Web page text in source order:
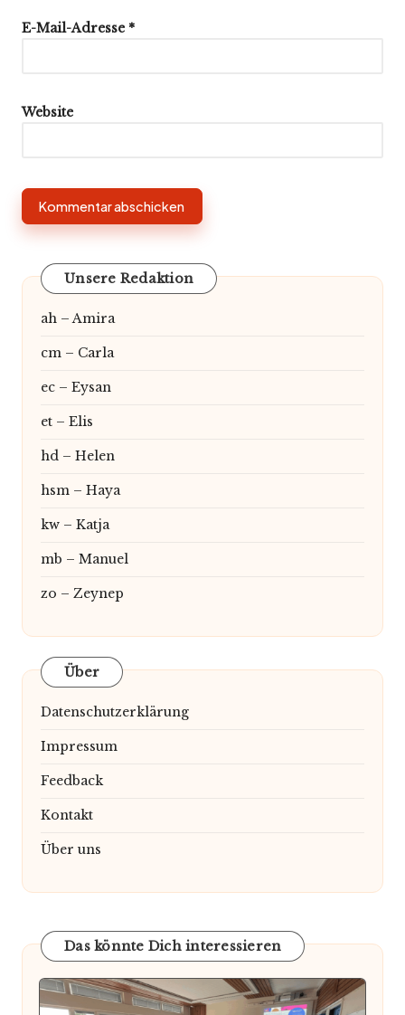
E-Mail-Adresse *
Website
Unsere Redaktion
ah – Amira
cm – Carla
ec – Eysan
et – Elis
hd – Helen
hsm – Haya
kw – Katja
mb – Manuel
zo – Zeynep
Über
Datenschutzerklärung
Impressum
Feedback
Kontakt
Über uns
Das könnte Dich interessieren